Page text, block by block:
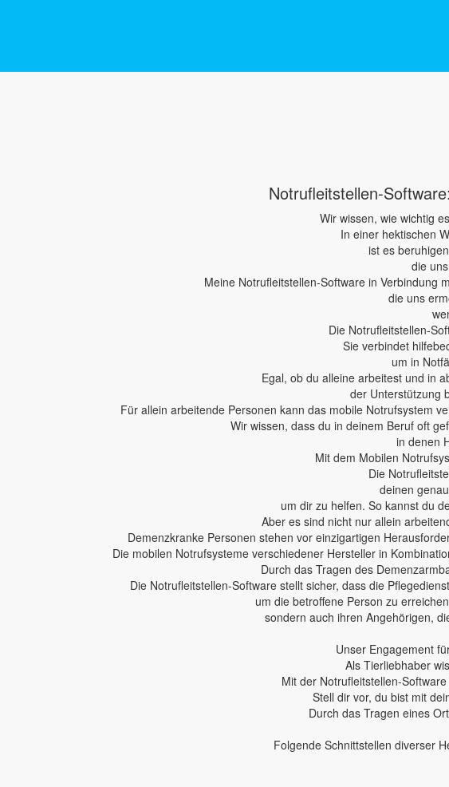
Notrufleitstellen-
Wir wissen, wie wichtig
In einer hektischen
ist es
die
Meine Notrufleitstellen-Software in Verbindung
die uns
Die Notrufleitstellen-
Sie verbindet
um in
Egal, ob du alleine arbeitest und in
der Unterstützung
Für allein arbeitende Personen kann das mobile Notrufsystem
Wir wissen, dass du in deinem Beruf oft
in denen
Mit dem Mobilen
Die
deinen
um dir zu helfen. So kannst du
Aber es sind nicht nur allein
Demenzkranke Personen stehen vor einzigartigen
Die mobilen Notrufsysteme verschiedener Hersteller in
Durch das Tragen des
Die Notrufleitstellen-Software stellt sicher, dass die
um die betroffene Person zu
sondern auch ihren Angehörigen,
Unser Engagement
Als Tierliebhaber
Mit der Notrufleitstellen-
Stell dir vor, du bist mit
Durch das Tragen eines
Folgende Schnittstellen diverser